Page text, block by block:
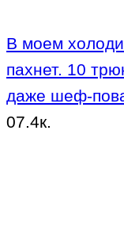
В моем
пахнет. 10
даже шеф-
07.4к.